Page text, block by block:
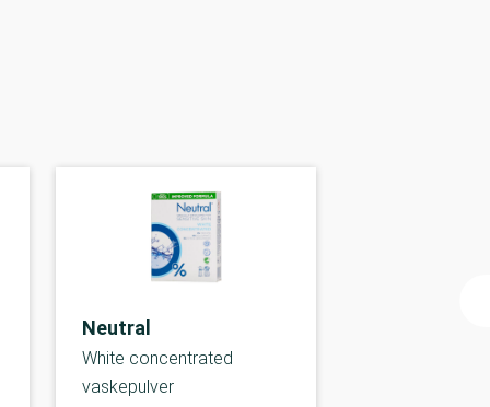
Neutral
White concentrated
vaskepulver